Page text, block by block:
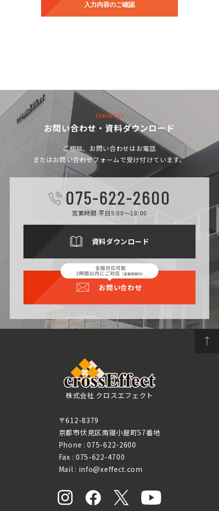
入力内容のご確認
CONTACT US
お問い合わせ・資料ダウンロード
ご相談、お問い合わせはお電話
またはお問い合わせフォームで受け付けています。
075-622-2600
営業時間 平日9:00～18:00
資料ダウンロード
お問い合わせ
株式会社 クロスエフェクト
〒612-8379
京都市伏見区南寝小屋町57番地
Phone :075-622-2600
Fax : 075-622-4700
Mail : info@xeffect.com